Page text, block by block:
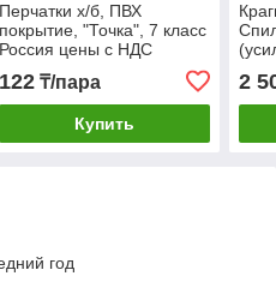
Перчатки х/б, ПВХ
покрытие, "Точка", 7 класс
Россия цены с НДС
122₸/пара
Купить
2
год